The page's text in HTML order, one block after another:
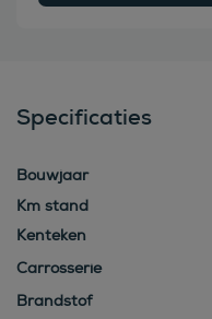
Specificaties
Bouwjaar
Kenteken
Carrosserie
Brandstof